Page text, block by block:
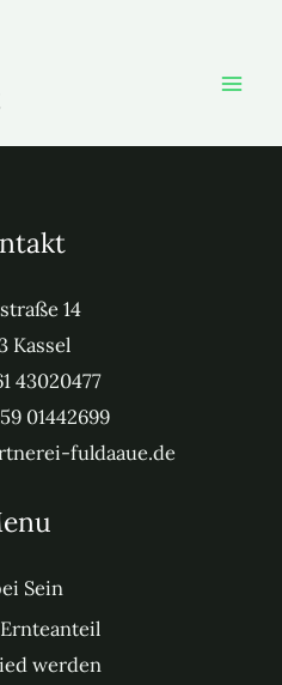
14
Kas­sel
43020477
01442699
fuldaaue.de
Sein
werden